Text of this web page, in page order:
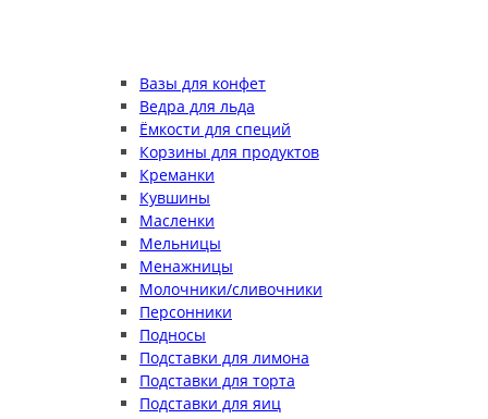
Вазы для конфет
Ведра для льда
Ёмкости для специй
Корзины для продуктов
Креманки
Кувшины
Масленки
Мельницы
Менажницы
Молочники/сливочники
Персонники
Подносы
Подставки для лимона
Подставки для торта
Подставки для яиц